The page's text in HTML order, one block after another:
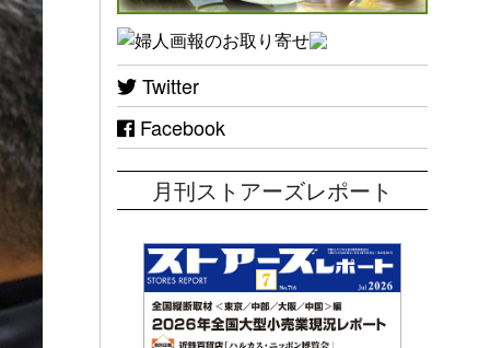
Twitter
Facebook
月刊ストアーズレポート